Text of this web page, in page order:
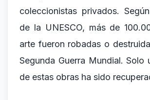
coleccionistas privados.
de la UNESCO, más de
arte fueron robadas o
Segunda Guerra Mundial. Solo
de estas obras ha sido